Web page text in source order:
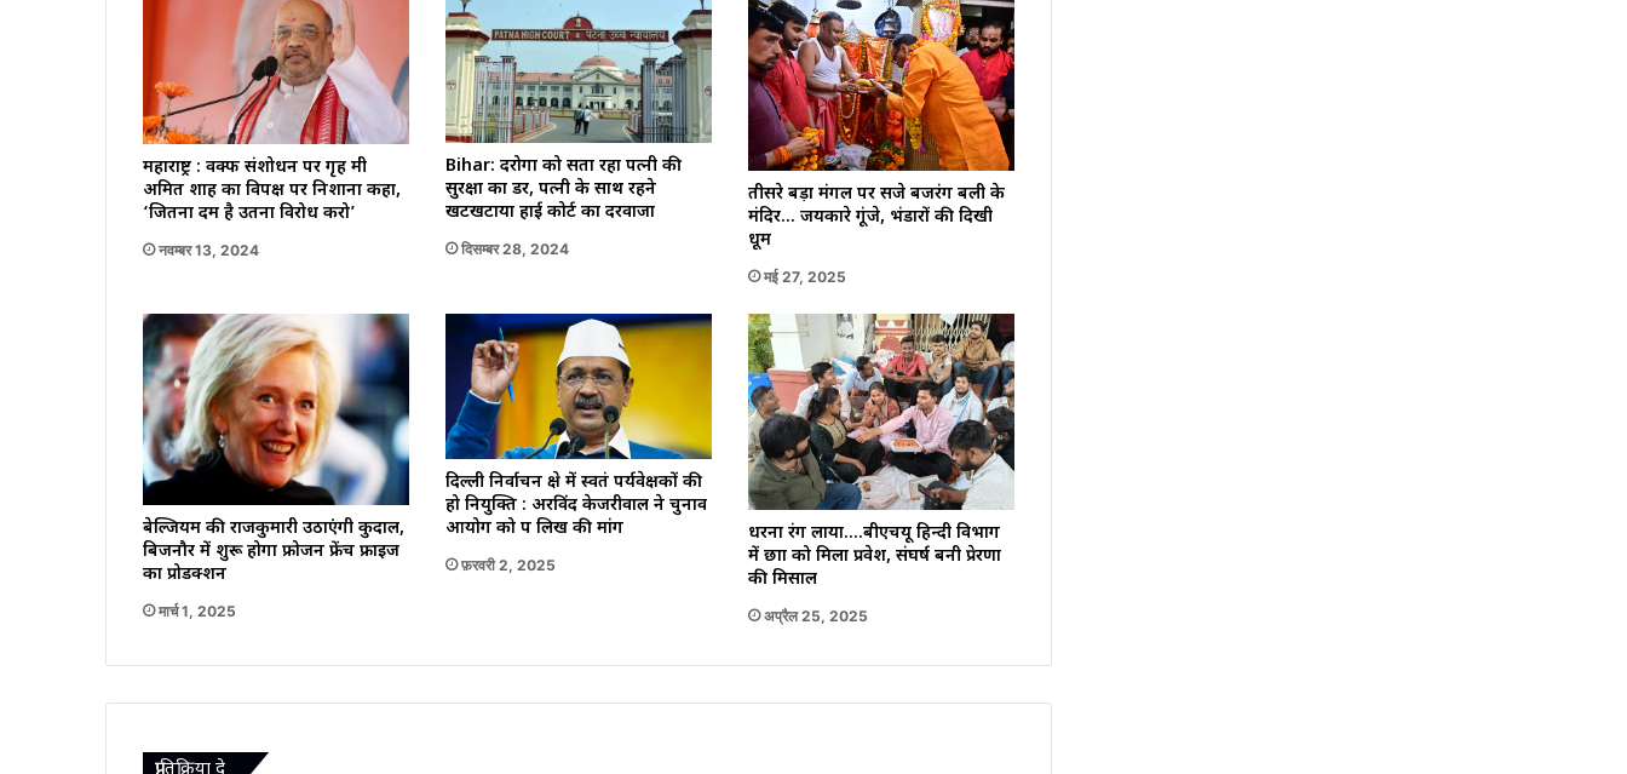
महाराष्ट्र : वक्फ संशोधन पर गृह मंत्री
अमित शाह का विपक्ष पर निशाना कहा,
‘जितना दम है उतना विरोध करो’
नवम्बर 13, 2024
Bihar: दरोगा को सता रहा पत्नी की
सुरक्षा का डर, पत्नी के साथ रहने
खटखटाया हाई कोर्ट का दरवाजा
दिसम्बर 28, 2024
तीसरे बड़ा मंगल पर सजे बजरंग बली के
मंदिर… जयकारे गूंजे, भंडारों की दिखी
धूम
मई 27, 2025
बेल्जियम की राजकुमारी उठाएंगी कुदाल,
बिजनौर में शुरू होगा फ्रोजन फ्रेंच फ्राइज
का प्रोडक्शन
मार्च 1, 2025
दिल्ली निर्वाचन क्षेत्र में स्वतंत्र पर्यवेक्षकों की
हो नियुक्ति : अरविंद केजरीवाल ने चुनाव
आयोग को पत्र लिख की मांग
फ़रवरी 2, 2025
धरना रंग लाया….बीएचयू हिन्दी विभाग
में छात्रा को मिला प्रवेश, संघर्ष बनी प्रेरणा
की मिसाल
अप्रैल 25, 2025
प्रातिक्रिया दे